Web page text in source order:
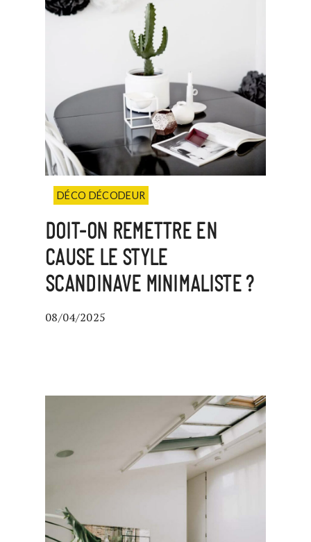
DÉCO DÉCODEUR
DOIT-ON REMETTRE EN
CAUSE LE STYLE
SCANDINAVE MINIMALISTE ?
08/04/2025